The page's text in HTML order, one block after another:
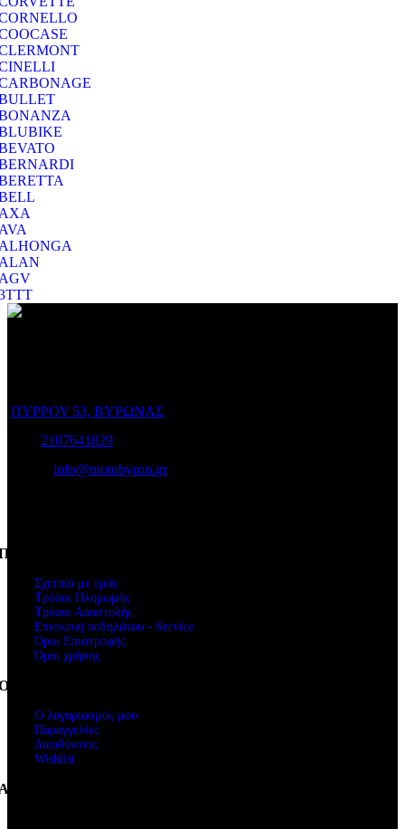
ΠΥΡΡΟΥ 53, ΒΥΡΩΝΑΣ
2107641829
info@motobyron.gr
Σχετικά με εμάς
Τρόποι Πληρωμής
Τρόποι Αποστολής
Επισκευή ποδηλάτου - Service
Όροι Επιστροφής
Όροι χρήσης
Λογαριασμός μου
Ο λογαριασμός μου
Παραγγελίες
Διευθύνσεις
Wishlist
μας